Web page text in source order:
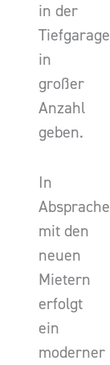
in der
Tiefgarage
in
großer
Anzahl
geben.
In
Absprache
mit den
neuen
Mietern
erfolgt
ein
moderner